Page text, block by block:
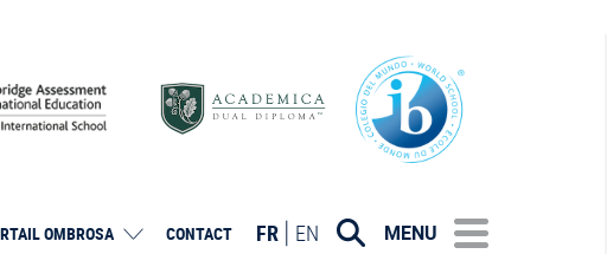
OMBROSA CONTACT FR EN MENU